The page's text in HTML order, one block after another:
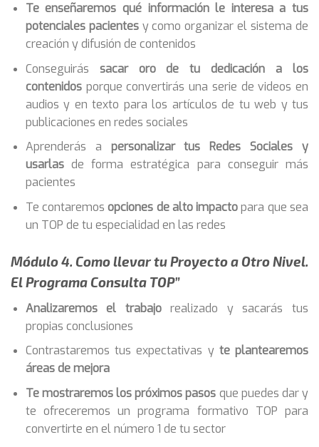
Te enseñaremos qué información le interesa a tus
potenciales pacientesy como organizar el sistema de
creación y difusión de contenidos
Conseguirás sacar oro de tu dedicación a los
contenidosporque convertirás una serie de videos en
audios y en texto para los artículos de tu web y tus
publicaciones en redes sociales
Aprenderás a personalizar tus Redes Sociales y
usarlas de forma estratégica para conseguir más
pacientes
Te contaremosopciones de alto impactopara que sea
un TOP de tu especialidad en las redes
Módulo 4. Como llevar tu Proyecto a Otro Nivel.
El Programa Consulta TOP”
Analizaremos el trabajorealizado y sacarás tus
propias conclusiones
Contrastaremos tus expectativas y te plantearemos
áreas de mejora
Te mostraremos los próximos pasos que puedes dar y
te ofreceremos un programa formativo TOP para
convertirte en el número 1 de tu sector